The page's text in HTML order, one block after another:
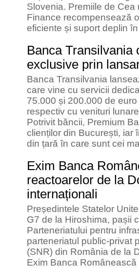
Slovenia. Premiile de
Finance recompensează
eficiente și suport deplin
Banca Transilvania
exclusive prin
Banca Transilvania
care vine cu servicii
75.000 și 200.000 de
respectiv cu venituri
Potrivit băncii, Premium
clienților din București, iar
din țară în care sunt cei
Exim Banca
reactoarelor de la
internaționali
Președintele Statelor
G7 de la Hiroshima, pașii
Parteneriatului pentru
parteneriatul public-privat
(SNR) din România de la
Exim Banca